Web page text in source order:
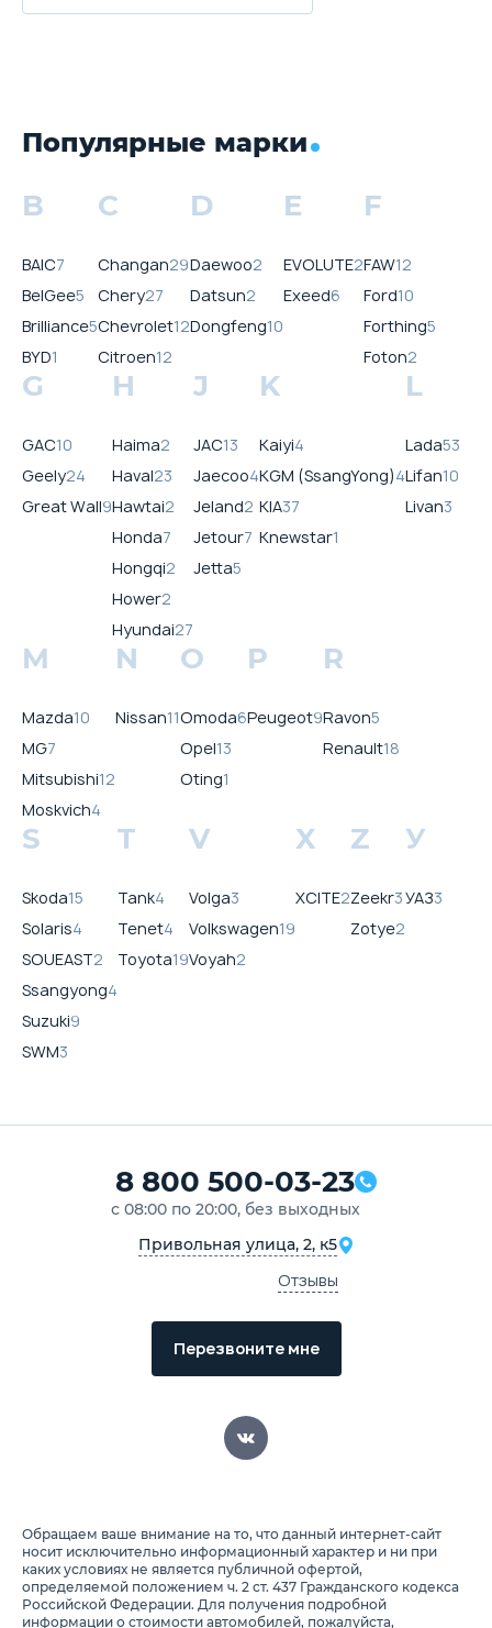
Популярные марки
B
BAIC7
BelGee5
Brilliance5
BYD1
C
Changan29
Chery27
Chevrolet12
Citroen12
D
Daewoo2
Datsun2
Dongfeng10
E
EVOLUTE2
Exeed6
F
FAW12
Ford10
Forthing5
Foton2
G
GAC10
Geely24
Great Wall9
H
Haima2
Haval23
Hawtai2
Honda7
Hongqi2
Hower2
Hyundai27
J
JAC13
Jaecoo4
Jeland2
Jetour7
Jetta5
K
Kaiyi4
KGM (SsangYong)4
KIA37
Knewstar1
L
Lada53
Lifan10
Livan3
M
Mazda10
MG7
Mitsubishi12
Moskvich4
N
Nissan11
O
Omoda6
Opel13
Oting1
P
Peugeot9
R
Ravon5
Renault18
S
Skoda15
Solaris4
SOUEAST2
Ssangyong4
Suzuki9
SWM3
T
Tank4
Tenet4
Toyota19
V
Volga3
Volkswagen19
Voyah2
X
XCITE2
Z
Zeekr3
Zotye2
У
УАЗ3
8 800 500-03-23
с 08:00 по 20:00, без выходных
Привольная улица, 2, к5
Отзывы
Перезвоните мне
Обращаем ваше внимание на то, что данный интернет-сайт
носит исключительно информационный характер и ни при
каких условиях не является публичной офертой,
определяемой положением ч. 2 ст. 437 Гражданского кодекса
Российской Федерации. Для получения подробной
информации о стоимости автомобилей, пожалуйста,